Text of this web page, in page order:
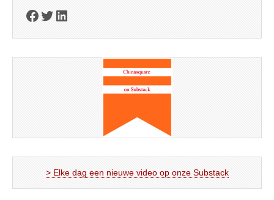
Facebook
Twitter
LinkedIn
> Elke dag een nieuwe video op onze Substack